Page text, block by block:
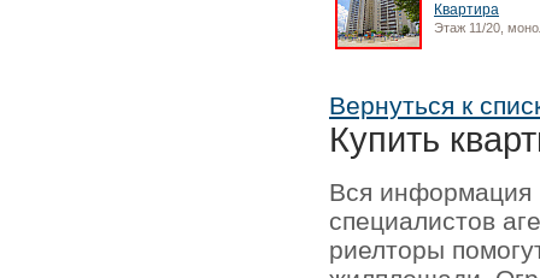
Квартира
Этаж 11/20,
Вернуться к
Купить
Вся информация
специалистов
риелторы